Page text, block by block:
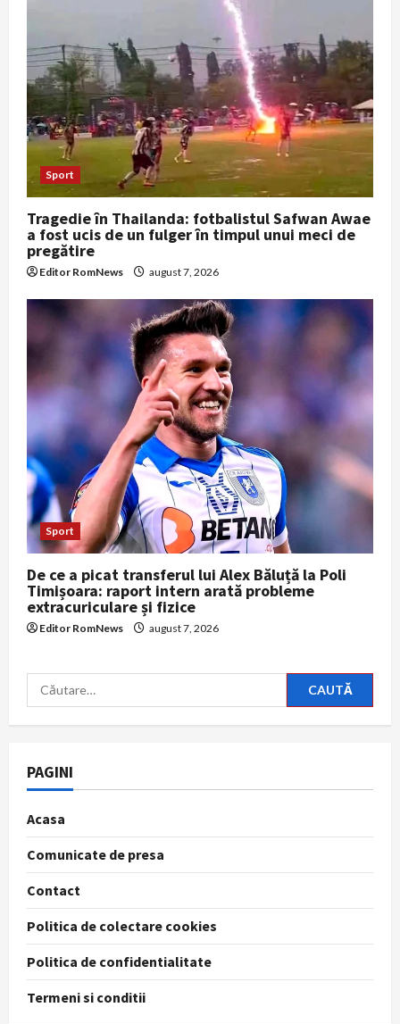
Sport
Tragedie în Thailanda: fotbalistul Safwan Awae
a fost ucis de un fulger în timpul unui meci de
pregătire
Editor RomNews august 7, 2026
Sport
De ce a picat transferul lui Alex Băluță la Poli
Timișoara: raport intern arată probleme
extracuriculare și fizice
Editor RomNews august 7, 2026
Caută
după:
PAGINI
Acasa
Comunicate de presa
Contact
Politica de colectare cookies
Politica de confidentialitate
Termeni si conditii